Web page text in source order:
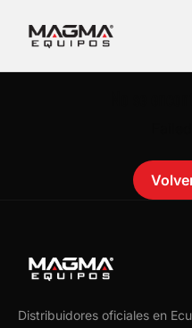
Distribuidores oficiales en